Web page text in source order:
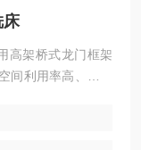
床
高架桥式龙门框架
间利用率高、加工
丝及五面复合加